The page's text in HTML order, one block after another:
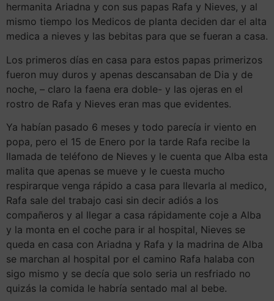
hermanita Ariadna y con sus papas Rafa y Nieves, y al
mismo tiempo los Medicos de planta deciden dar el alta
medica a nieves y las bebitas para que se fueran a casa.
Los primeros días en casa para estos papas primerizos
fueron muy duros y apenas descansaban de Dia y de
noche, – claro la faena era doble- y las ojeras en el
rostro de Rafa y Nieves eran mas que evidentes.
Ya habían pasado 6 meses y todo parecía ir viento en
popa, pero el 15 de Enero por la tarde Rafa recibe la
llamada de teléfono de Nieves y le cuenta que Alba esta
malita que apenas se mueve y le cuesta mucho
respirarque venga rápido a casa para llevarla al medico,
Rafa sale del trabajo casi sin decir adiós a los
compañeros y al llegar a casa rápidamente coje a Alba
y la monta en el coche para ir al hospital, Nieves se
queda en casa con Ariadna y Rafa y la madrina de Alba
se marchan al hospital por el camino Rafa halaba con
sigo mismo y se decía que solo seria un resfriado no
quizás la comida le habría sentado mal al bebe.